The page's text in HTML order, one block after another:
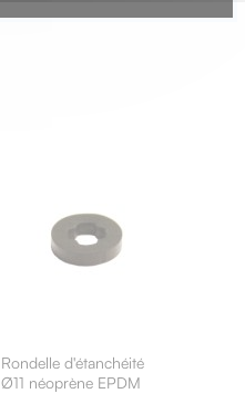
Rondelle d'étanchéité
Ø11 néoprène EPDM